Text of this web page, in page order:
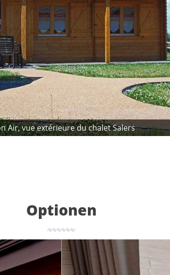
Air, vue extérieure du chalet Salers
Optionen